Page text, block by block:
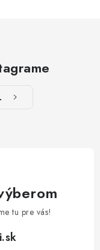
tu pre vás!